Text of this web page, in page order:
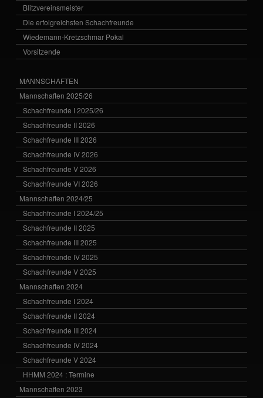
Blitzvereinsmeister
Die erfolgreichsten Schachfreunde
Wiedemann-Kretzschmar Pokal
Vorsitzende
MANNSCHAFTEN
Mannschaften 2025/26
Schachfreunde I 2025/26
Schachfreunde II 2026
Schachfreunde III 2026
Schachfreunde IV 2026
Schachfreunde V 2026
Schachfreunde VI 2026
Mannschaften 2024/25
Schachfreunde I 2024/25
Schachfreunde II 2025
Schachfreunde III 2025
Schachfreunde IV 2025
Schachfreunde V 2025
Mannschaften 2024
Schachfreunde I 2024
Schachfreunde II 2024
Schachfreunde III 2024
Schachfreunde IV 2024
Schachfreunde V 2024
HHMM 2024 : Termine
Mannschaften 2023